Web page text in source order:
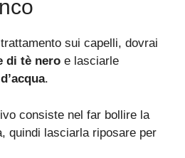
sui capelli, dovrai
di tè nero e lasciarle
.
consiste nel far bollire la
quindi lasciarla riposare per